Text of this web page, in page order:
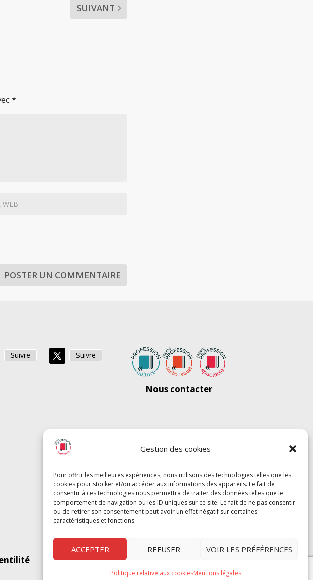
Gestion des cookies
Pour offrir les meilleures expériences, nous utilisons des technologies telles que les
cookies pour stocker et/ou accéder aux informations des appareils. Le fait de
consentir à ces technologies nous permettra de traiter des données telles que le
comportement de navigation ou les ID uniques sur ce site. Le fait de ne pas consentir
ou de retirer son consentement peut avoir un effet négatif sur certaines
caractéristiques et fonctions.
ACCEPTER REFUSER VOIR LES PRÉFÉRENCES
Politique relative aux cookiesMentions légales
SUIVANT
*
Suivre Suivre
Nous contacter